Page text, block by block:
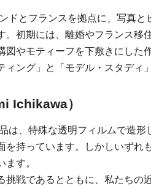
ドとフランスを拠点に、写真
。初期には、離婚やフランス
図やモティーフを下敷きにした
ィング」と「モデル・スタディ
Ichikawa）
は、特殊な透明フィルムで造
を持っています。しかしいず
ます。
挑戦であるとともに、私たち